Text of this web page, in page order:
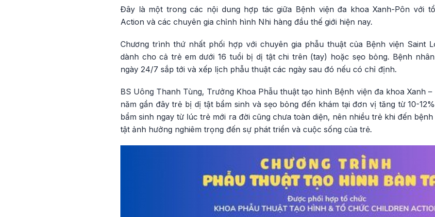
Đây là một trong các nội dung hợp tác giữa Bệnh viện đa khoa Xanh-Pôn với
Action và các chuyên gia chỉnh hình Nhi hàng đầu thế giới hiện nay.
Chương trình thứ nhất phối hợp với chuyên gia phẫu thuật của Bệnh viện Saint
dành cho cả trẻ em dưới 16 tuổi bị dị tật chi trên (tay) hoặc sẹo bỏng. Bệnh
ngày 24/7 sắp tới và xếp lịch phẫu thuật các ngày sau đó nếu có chỉ định.
BS Uông Thanh Tùng, Trưởng Khoa Phẫu thuật tạo hình Bệnh viện đa khoa Xanh
năm gần đây trẻ bị dị tật bẩm sinh và sẹo bỏng đến khám tại đơn vị tăng từ 10-
bẩm sinh ngay từ lúc trẻ mới ra đời cũng chưa toàn diện, nên nhiều trẻ khi đến
tật ảnh hưởng nghiêm trọng đến sự phát triển và cuộc sống của trẻ.